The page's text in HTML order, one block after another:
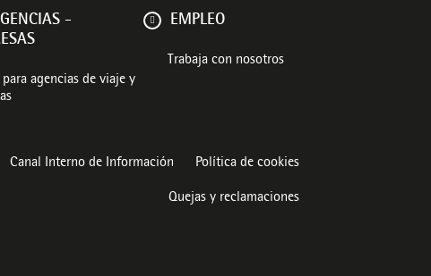
-
para agencias de viaje y
EMPLEO
Trabaja con nosotros
Canal Interno de Información Política de cookies
Quejas y reclamaciones